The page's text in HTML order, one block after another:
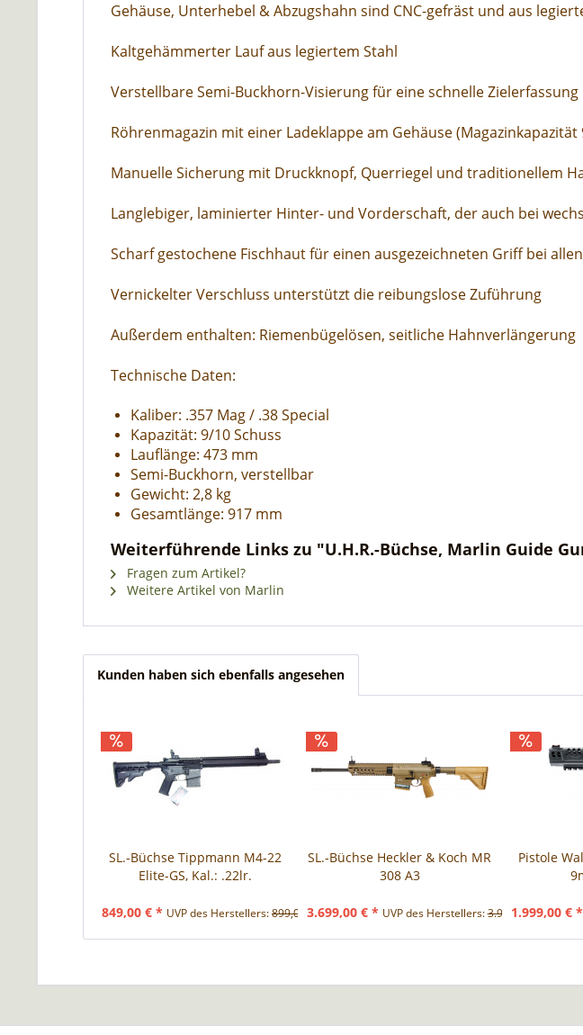
Gehäuse, Unterhebel & Abzugshahn sind CNC-gefräst und aus
Kaltgehämmerter Lauf aus legiertem Stahl
Verstellbare Semi-Buckhorn-Visierung für eine schnelle Zielerfassung
Röhrenmagazin mit einer Ladeklappe am Gehäuse (Magazinkapazität
Manuelle Sicherung mit Druckknopf, Querriegel und traditionellem
Langlebiger, laminierter Hinter- und Vorderschaft, der auch bei
Scharf gestochene Fischhaut für einen ausgezeichneten Griff bei
Vernickelter Verschluss unterstützt die reibungslose Zuführung
Außerdem enthalten: Riemenbügelösen, seitliche Hahnverlängerung
Technische Daten:
Kaliber: .357 Mag / .38 Special
Kapazität: 9/10 Schuss
Lauflänge: 473 mm
Semi-Buckhorn, verstellbar
Gewicht: 2,8 kg
Gesamtlänge: 917 mm
Weiterführende Links zu "U.H.R.-Büchse, Marlin Guide
Fragen zum Artikel?
Weitere Artikel von Marlin
Kunden haben sich ebenfalls angesehen
SL.-Büchse Tippmann M4-22
Elite-GS, Kal.: .22lr.
849,00 € * UVP des Herstellers:899,00 € *
SL.-Büchse Heckler & Koch MR
308 A3
3.699,00 € * UVP des Herstellers:3.914,00 € *
Pistole
1.999,00 € *